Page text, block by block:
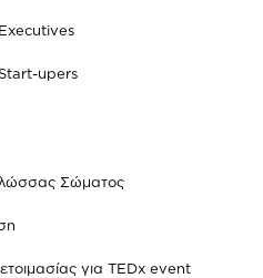
upers
Σώματος
για TEDx event